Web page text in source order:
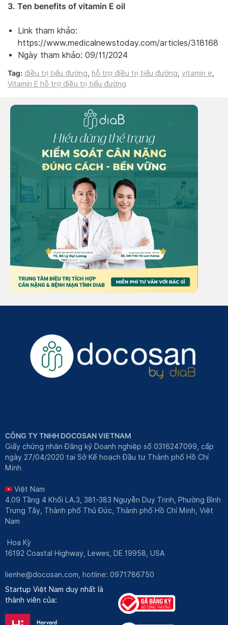
3. Ten benefits of vitamin E oil
Link tham khảo:
https://www.medicalnewstoday.com/articles/318168
Ngày tham khảo: 09/11/2024
Tag: điều trị tiểu đường hỗ trợ điều trị tiểu đường vitamin e
Vitamin E hỗ trợ điều trị tiểu đường
CÔNG TY TNHH DOCOSAN VIETNAM
Giấy chứng nhận Đăng ký Doanh nghiệp số 0316247099, cấp
ngày 27/04/2020 tại Sở Kế hoạch Đầu tư Thành phố Hồ Chí
Minh
Việt Nam
4.09 Tầng 4 Khối LA.3, 381-383 Nguyễn Duy Trinh, Phường Bình
Trưng Tây, Thành phố Thủ Đức, Thành phố Hồ Chí Minh, Việt
Nam
Hoa Kỳ
16192 Coastal Highway, Lewes, DE 19958, USA
lienhe@docosan.com , hotline: 0971786750
Startup Việt Nam duy nhất là
thành viên của: